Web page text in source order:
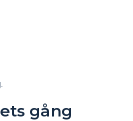
gång